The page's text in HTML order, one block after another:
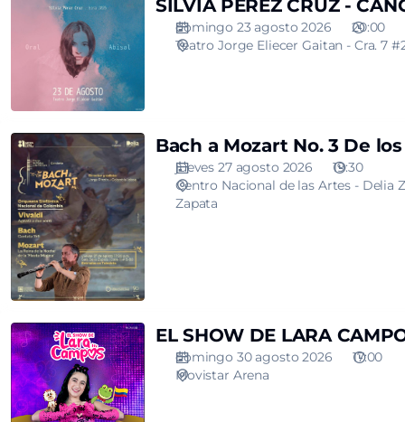
PÉREZ
CRUZ
CANCELADO
SÍLVIA PÉREZ CRUZ -
domingo 23 agosto 2026
20:00
Teatro Jorge Eliecer Gaitan - Cra. 7
Bach
Mozart
No.
3
De
los
cornos
a
la
Reina
de
la
Noche
Bach a Mozart No. 3 De
jueves 27 agosto 2026
19:30
Centro Nacional de las Artes - Delia
Zapata
EL
SHOW
DE
LARA
CAMPOS
EL SHOW DE LARA
domingo 30 agosto 2026
17:00
Movistar Arena